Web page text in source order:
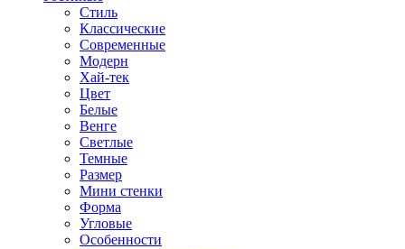
Стиль
Классические
Современные
Модерн
Хай-тек
Цвет
Белые
Венге
Светлые
Темные
Размер
Мини стенки
Форма
Угловые
Особенности